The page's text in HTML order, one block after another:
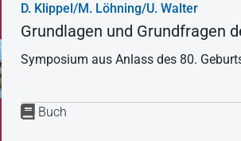
D. Klippel/M. Löhning/U. Walter
Grundlagen und Grundfragen
Symposium aus Anlass des 80.
Buch